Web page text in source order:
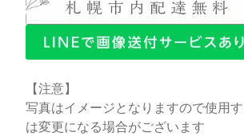
【注意】
写真はイメージとなりますので使用
は変更になる場合がございます